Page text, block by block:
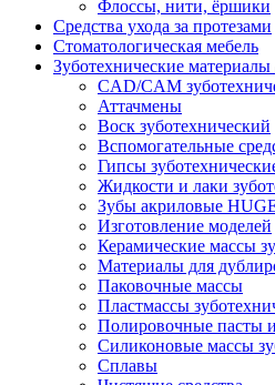
Флоссы, нити, ёршики
Средства ухода за протезами
Стоматологическая мебель
Зуботехнические материалы
CAD/CAM
Аттачмены
Воск зуботехнический
Вспомогательные
Гипсы
Жидкости и лаки
Зубы акриловые
Изготовление моделей
Керамические массы
Материалы для
Паковочные массы
Пластмассы
Полировочные пасты
Силиконовые массы
Сплавы